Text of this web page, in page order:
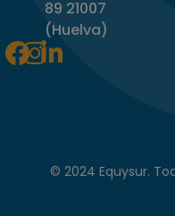
89 21007
(Huelva)
Facebook
Instagram
Linkedin-
© 2024 Equysur.